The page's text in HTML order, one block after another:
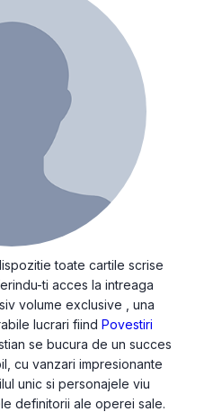
toate cartile scrise
ti acces la intreaga
volume exclusive , una
lucrari fiindPovestiri
se bucura de un succes
cu vanzari impresionante
unic si personajele viu
definitorii ale operei sale.